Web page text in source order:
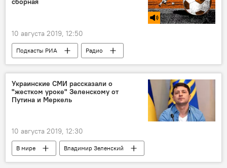
10 августа 2019, 12:50
Подкасты РИА Радио
Украинские СМИ рассказали о
"жестком уроке" Зеленскому от
Путина и Меркель
10 августа 2019, 12:30
В мире
Владимир Зеленский
Владимир Путин
Ангела Меркель